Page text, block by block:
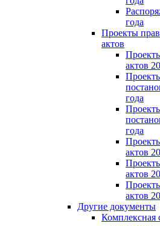
года
Проекты
актов
актов
года
года
актов
актов
актов
Другие документы
Комплексная